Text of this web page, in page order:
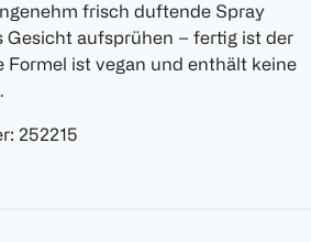
frisch duftende Spray
Gesicht aufsprühen – fertig ist der
Formel ist vegan und enthält keine
: 252215